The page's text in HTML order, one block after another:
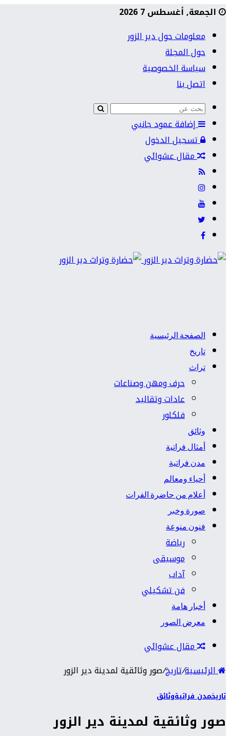
الجمعة, أغسطس 7 2026
معلومات حول دير الزور
حول المجلة
سياسة الخصوصية
اتصل بنا
إضافة عمود جانبي
تسجيل الدخول
مقال عشوائي
الصفحة الرئيسية
تاريخ
تراث
حرف ومهن وصناعات
عادات وتقاليد
فلكلور
وثائق
أمثال فراتية
مدن فراتية
أحياء ومعالم
أعلام من حاضرة الفرات
صورة وخبر
فنون منوعة
رياضة
موسيقى
آداب
فن تشكيلي
أخبار هامة
معرض الصور
مقال عشوائي
الرئيسية/تاريخ/صور وثائقية لمدينة دير الزور
تاريخمدن فراتيةوثائق
صور وثائقية لمدينة دير الزور